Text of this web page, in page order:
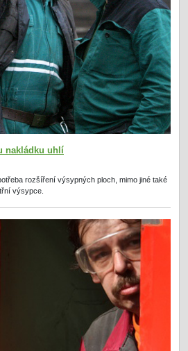
nakládku uhlí
rozšíření výsypných ploch, mimo jiné také
výsypce.